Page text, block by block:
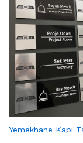
Yemekhane Kapı